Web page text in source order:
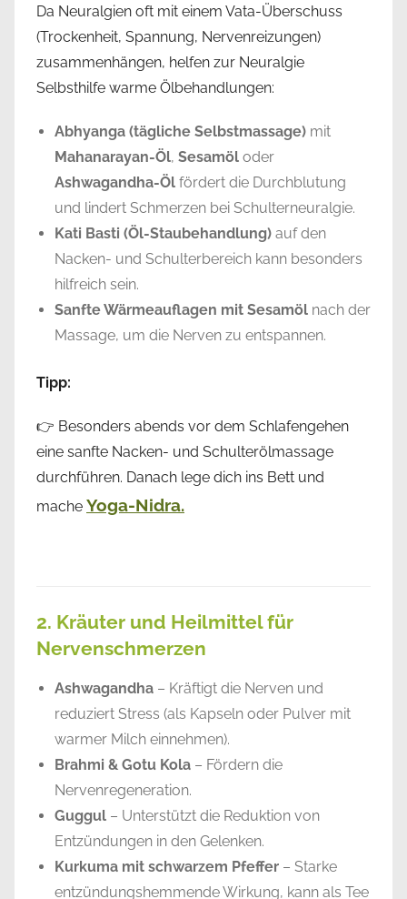
Da Neuralgien oft mit einem Vata-Überschuss
(Trockenheit, Spannung, Nervenreizungen)
zusammenhängen, helfen zur Neuralgie
Selbsthilfe warme Ölbehandlungen:
Abhyanga (tägliche Selbstmassage) mit
Mahanarayan-Öl, Sesamöl oder
Ashwagandha-Öl fördert die Durchblutung
und lindert Schmerzen bei Schulterneuralgie.
Kati Basti (Öl-Staubehandlung) auf den
Nacken- und Schulterbereich kann besonders
hilfreich sein.
Sanfte Wärmeauflagen mit Sesamöl nach der
Massage, um die Nerven zu entspannen.
Tipp:
👉 Besonders abends vor dem Schlafengehen
eine sanfte Nacken- und Schulterölmassage
durchführen. Danach lege dich ins Bett und
mache Yoga-Nidra.
2. Kräuter und Heilmittel für
Nervenschmerzen
Ashwagandha – Kräftigt die Nerven und
reduziert Stress (als Kapseln oder Pulver mit
warmer Milch einnehmen).
Brahmi & Gotu Kola – Fördern die
Nervenregeneration.
Guggul – Unterstützt die Reduktion von
Entzündungen in den Gelenken.
Kurkuma mit schwarzem Pfeffer – Starke
entzündungshemmende Wirkung, kann als Tee